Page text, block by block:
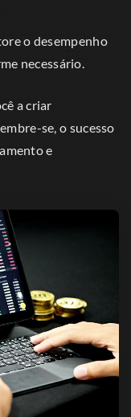
o desempenho
necessário.
a criar
se, o sucesso
e